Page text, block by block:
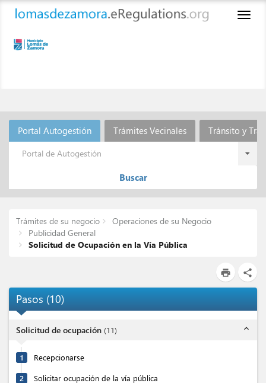
Portal Autogestión Trámites Vecinales Tránsito y
Portal de Autogestión
Buscar
Trámites de su negocio
Operaciones de su Negocio
Publicidad General
Solicitud de Ocupación en la Vía Pública
print share
Pasos (10)
Solicitud de ocupación (11) expand_less
1 Recepcionarse
2 Solicitar ocupación de la vía pública